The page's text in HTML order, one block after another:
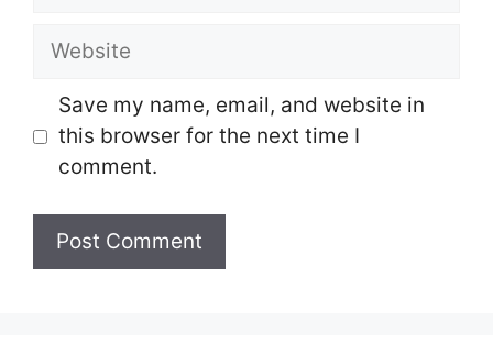
Website
Save my name, email, and website in
this browser for the next time I
comment.